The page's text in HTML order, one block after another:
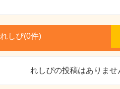
れしぴ(0件)
れしぴの投稿はありませ